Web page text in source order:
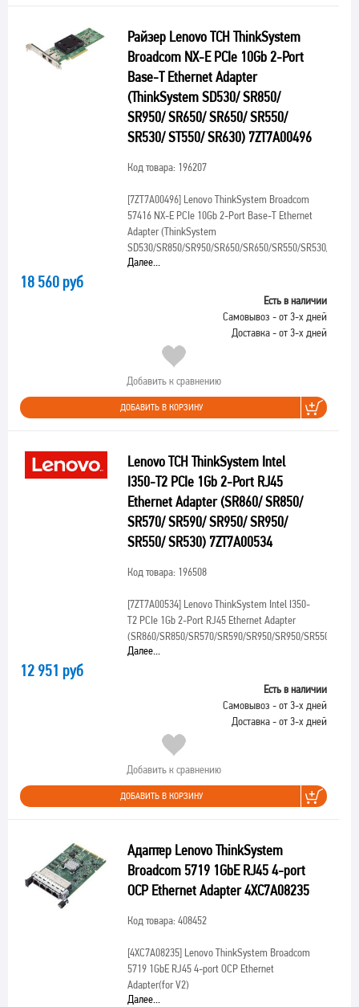
Райзер Lenovo TCH ThinkSystem
Broadcom NX-E PCIe 10Gb 2-Port
Base-T Ethernet Adapter
(ThinkSystem SD530/ SR850/
SR950/ SR650/ SR650/ SR550/
SR530/ ST550/ SR630) 7ZT7A00496
Код товара: 196207
[7ZT7A00496]Lenovo ThinkSystem Broadcom
57416 NX-E PCIe 10Gb 2-Port Base-T Ethernet
Adapter (ThinkSystem
SD530/SR850/SR950/SR650/SR650/SR550/SR530/
Далее...
18 560 руб
Есть в наличии
Самовывоз - от 3-х дней
Доставка - от 3-х дней
Добавить к сравнению
ДОБАВИТЬ В КОРЗИНУ
Lenovo TCH ThinkSystem Intel
I350-T2 PCIe 1Gb 2-Port RJ45
Ethernet Adapter (SR860/ SR850/
SR570/ SR590/ SR950/ SR950/
SR550/ SR530) 7ZT7A00534
Код товара: 196508
[7ZT7A00534]Lenovo ThinkSystem Intel I350-
T2 PCIe 1Gb 2-Port RJ45 Ethernet Adapter
(SR860/SR850/SR570/SR590/SR950/SR950/SR550/
Далее...
12 951 руб
Есть в наличии
Самовывоз - от 3-х дней
Доставка - от 3-х дней
Добавить к сравнению
ДОБАВИТЬ В КОРЗИНУ
Адаптер Lenovo ThinkSystem
Broadcom 5719 1GbE RJ45 4-port
OCP Ethernet Adapter 4XC7A08235
Код товара: 408452
[4XC7A08235]Lenovo ThinkSystem Broadcom
5719 1GbE RJ45 4-port OCP Ethernet
Adapter(for V2)
Далее...